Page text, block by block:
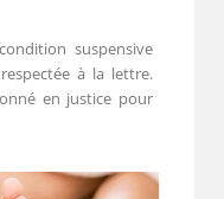
suspensive
à la lettre.
en justice pour